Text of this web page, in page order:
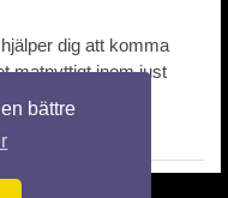
bättre
dig att komma
matnyttigt inom just